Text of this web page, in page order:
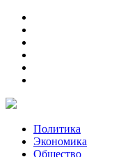
Политика
Экономика
Общество